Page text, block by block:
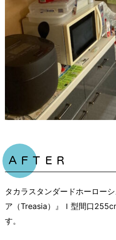
ＡＦＴＥＲ
タカラスタンダードホーロー
ア（Treasia）』Ｉ型間口
す。